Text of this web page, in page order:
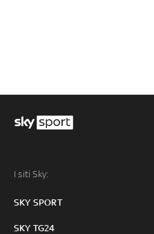
I siti Sky:
SKY SPORT
SKY TG24